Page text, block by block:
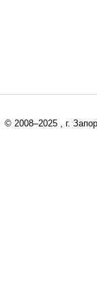
© 2008–2025 , г.